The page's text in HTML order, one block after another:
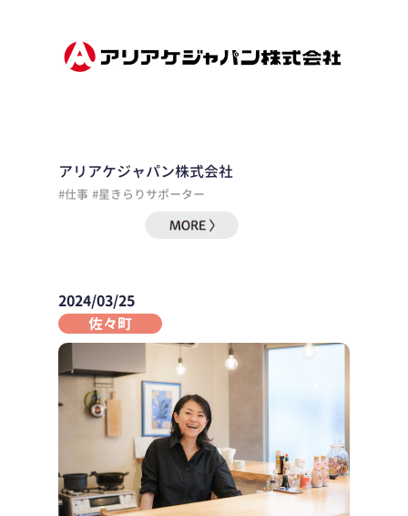
アリアケジャパン株式会社
#仕事 #星きらりサポーター
2024/03/25
佐々町